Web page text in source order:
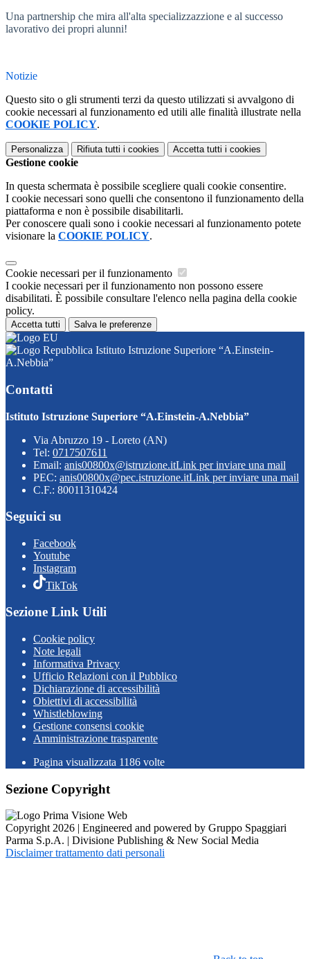
Una partnership che mira all'alta specializzazzione e al successo
lavorativo dei propri alunni!
Notizie
Questo sito o gli strumenti terzi da questo utilizzati si avvalgono di
cookie necessari al funzionamento ed utili alle finalità illustrate nella
COOKIE POLICY.
Personalizza Rifiuta tutti i cookies Accetta tutti i cookies
Gestione cookie
In questa schermata è possibile scegliere quali cookie consentire.
I cookie necessari sono quelli che consentono il funzionamento della
piattaforma e non è possibile disabilitarli.
Per conoscere quali sono i cookie necessari al funzionamento potete
visionare la COOKIE POLICY.
Cookie necessari per il funzionamento
I cookie necessari per il funzionamento non possono essere
disabilitati. È possibile consultare l'elenco nella pagina della cookie
policy.
Accetta tutti Salva le preferenze
Istituto Istruzione Superiore “A.Einstein-
A.Nebbia”
Contatti
Istituto Istruzione Superiore “A.Einstein-A.Nebbia”
Via Abruzzo 19 - Loreto (AN)
Tel: 0717507611
Email: anis00800x@istruzione.itLink per inviare una mail
PEC: anis00800x@pec.istruzione.itLink per inviare una mail
C.F.: 80011310424
Seguici su
Facebook
Youtube
Instagram
TikTok
Sezione Link Utili
Cookie policy
Note legali
Informativa Privacy
Ufficio Relazioni con il Pubblico
Dichiarazione di accessibilità
Obiettivi di accessibilità
Whistleblowing
Gestione consensi cookie
Amministrazione trasparente
Pagina visualizzata 1186 volte
Sezione Copyright
Copyright 2026 | Engineered and powered by Gruppo Spaggiari
Parma S.p.A. | Divisione Publishing & New Social Media
Disclaimer trattamento dati personali